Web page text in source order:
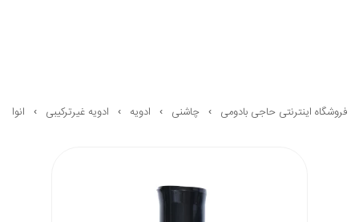
فروشگاه اینترنتی حاجی بادومی چاشنی ادویه ادویه غیرترکیبی